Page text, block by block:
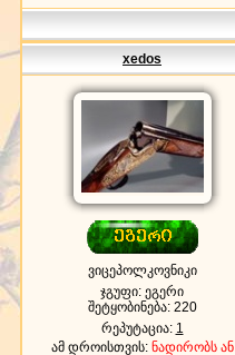
xedos
ვიცეპოლკოვნიკი
ჯგუფი: ეგერი
შეტყობინება: 220
რეპუტაცია: 1
ამ დროისთვის: ნადირობს ან